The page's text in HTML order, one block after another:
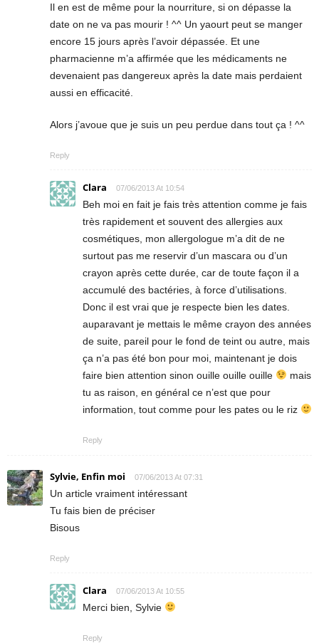
Il en est de même pour la nourriture, si on dépasse la
date on ne va pas mourir ! ^^ Un yaourt peut se manger
encore 15 jours après l’avoir dépassée. Et une
pharmacienne m’a affirmée que les médicaments ne
devenaient pas dangereux après la date mais perdaient
aussi en efficacité.
Alors j’avoue que je suis un peu perdue dans tout ça ! ^^
Reply
Clara 07/06/2013 At 10:54
Beh moi en fait je fais très attention comme je fais
très rapidement et souvent des allergies aux
cosmétiques, mon allergologue m’a dit de ne
surtout pas me reservir d’un mascara ou d’un
crayon après cette durée, car de toute façon il a
accumulé des bactéries, à force d’utilisations.
Donc il est vrai que je respecte bien les dates.
auparavant je mettais le même crayon des années
de suite, pareil pour le fond de teint ou autre, mais
ça n’a pas été bon pour moi, maintenant je dois
faire bien attention sinon ouille ouille ouille
mais
tu as raison, en général ce n’est que pour
information, tout comme pour les pates ou le riz
Reply
Sylvie, Enfin moi 07/06/2013 At 07:31
Un article vraiment intéressant
Tu fais bien de préciser
Bisous
Reply
Clara 07/06/2013 At 10:55
Merci bien, Sylvie
Reply